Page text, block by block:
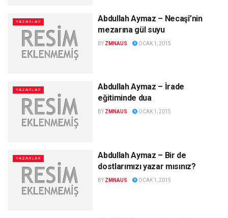
YAZARLAR
Abdullah Aymaz – Necaşî’nin
mezarına gül suyu
BY ZMNAUS OCAK 1, 2015
YAZARLAR
Abdullah Aymaz – İrade
eğitiminde dua
BY ZMNAUS OCAK 1, 2015
YAZARLAR
Abdullah Aymaz – Bir de
dostlarımızı yazar mısınız?
BY ZMNAUS OCAK 1, 2015